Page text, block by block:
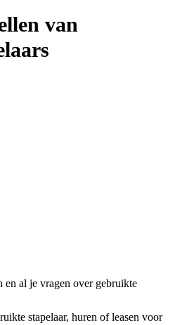
van
en al je vragen over gebruikte
stapelaar, huren of leasen voor